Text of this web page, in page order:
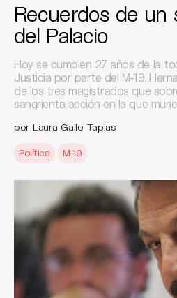
Recuerdos de un
del Palacio
Hoy se cumplen 27 años de la
Justicia por parte del M-19.
de los tres magistrados que
sangrienta acción en la que
por Laura Gallo Tapias
Política M-19